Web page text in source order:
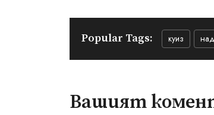
Popular Tags: куиз
Вашият